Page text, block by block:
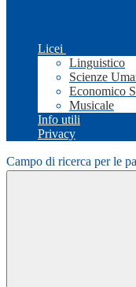
Licei
Linguistico
Scienze
Economico
Musicale
Info utili
Privacy
Campo di ricerca per le